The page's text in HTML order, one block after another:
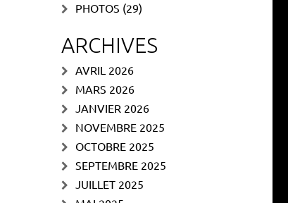
PHOTOS (29)
ARCHIVES
AVRIL 2026
MARS 2026
JANVIER 2026
NOVEMBRE 2025
OCTOBRE 2025
SEPTEMBRE 2025
JUILLET 2025